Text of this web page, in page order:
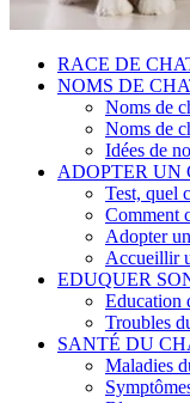
RACE DE
NOMS DE
Noms de
Noms de
Idées de
ADOPTER UN
Test, quel
Comment
Adopter
Accueillir
EDUQUER
Education
Troubles
SANTÉ DU
Maladies